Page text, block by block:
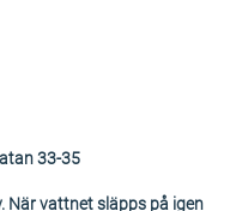
33-35
När vattnet släpps på igen